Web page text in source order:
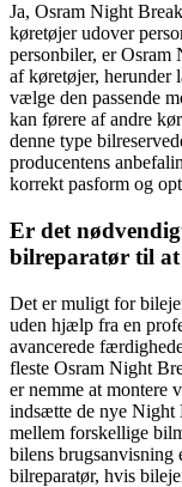
Ja, Osram Night
køretøjer udover
personbiler, er Osram
af køretøjer, herunder
vælge den passende
kan førere af andre
denne type
producentens
korrekt pasform og
Er det
bilreparatør til at
Det er muligt for
uden hjælp fra en
avancerede
fleste Osram Night
er nemme at montere
indsætte de nye Night
mellem forskellige
bilens brugsanvisning
bilreparatør, hvis